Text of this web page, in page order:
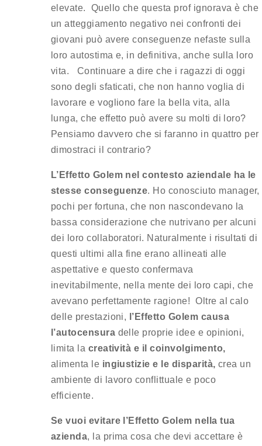
elevate. Quello che questa prof ignorava è che
un atteggiamento negativo nei confronti dei
giovani può avere conseguenze nefaste sulla
loro autostima e, in definitiva, anche sulla loro
vita. Continuare a dire che i ragazzi di oggi
sono degli sfaticati, che non hanno voglia di
lavorare e vogliono fare la bella vita, alla
lunga, che effetto può avere su molti di loro?
Pensiamo davvero che si faranno in quattro per
dimostraci il contrario?
L’Effetto Golem nel contesto aziendale ha le
stesse conseguenze. Ho conosciuto manager,
pochi per fortuna, che non nascondevano la
bassa considerazione che nutrivano per alcuni
dei loro collaboratori. Naturalmente i risultati di
questi ultimi alla fine erano allineati alle
aspettative e questo confermava
inevitabilmente, nella mente dei loro capi, che
avevano perfettamente ragione! Oltre al calo
delle prestazioni,
l’Effetto Golem causa
l’autocensura delle proprie idee e opinioni,
limita la creatività e il coinvolgimento,
alimenta le ingiustizie e le disparità, crea un
ambiente di lavoro conflittuale e poco
efficiente.
Se vuoi evitare l’Effetto Golem nella tua
azienda, la prima cosa che devi accettare è